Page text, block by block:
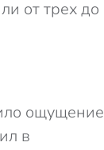
от трех до
ощущение
в